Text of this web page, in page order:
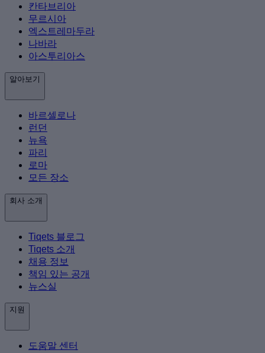
칸타브리아
무르시아
엑스트레마두라
나바라
아스투리아스
알아보기
바르셀로나
런던
뉴욕
파리
로마
모든 장소
회사 소개
Tiqets 블로그
Tiqets 소개
채용 정보
책임 있는 공개
뉴스실
지원
도움말 센터